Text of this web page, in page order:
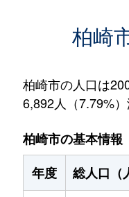
柏崎
柏崎市の人口は
6,892人（7.79%）
柏崎市の基本情報
年度
総人口（